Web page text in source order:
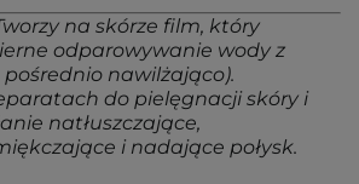
na skórze film, który
odparowywanie wody z
nawilżająco).
do pielęgnacji skóry i
natłuszczające,
i nadające połysk.